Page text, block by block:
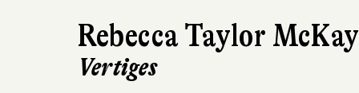
Rebecca Taylor McKay
Vertiges